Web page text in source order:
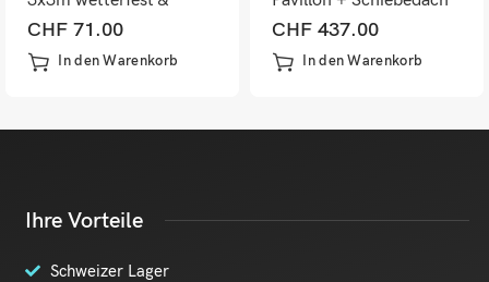
langlebig Rostrot
CHF 71.00
In den Warenkorb
grau ~ 3x3m
CHF 437.00
In den Warenkorb
Ihre Vorteile
Schweizer Lager